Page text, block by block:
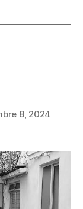
8, 2024